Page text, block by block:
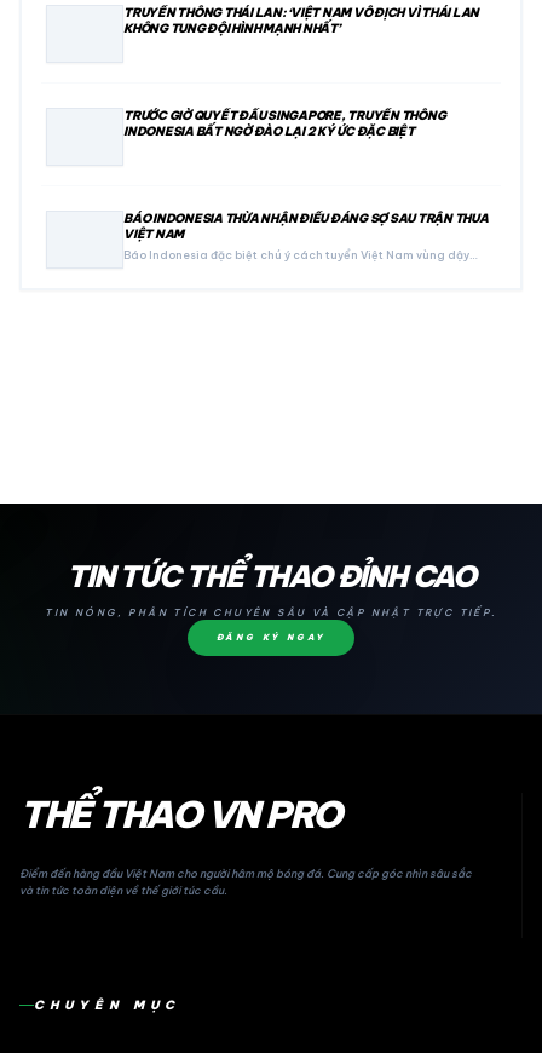
TRUYỀN THÔNG THÁI LAN: ‘VIỆT NAM VÔ ĐỊCH VÌ THÁI LAN
KHÔNG TUNG ĐỘI HÌNH MẠNH NHẤT’
TRƯỚC GIỜ QUYẾT ĐẤU SINGAPORE, TRUYỀN THÔNG
INDONESIA BẤT NGỜ ĐÀO LẠI 2 KÝ ỨC ĐẶC BIỆT
BÁO INDONESIA THỪA NHẬN ĐIỀU ĐÁNG SỢ SAU TRẬN THUA
VIỆT NAM
Báo Indonesia đặc biệt chú ý cách tuyển Việt Nam vùng dậy…
TIN TỨC THỂ THAO ĐỈNH CAO
TIN NÓNG, PHÂN TÍCH CHUYÊN SÂU VÀ CẬP NHẬT TRỰC TIẾP.
ĐĂNG KÝ NGAY
THỂ THAO VN PRO
Điểm đến hàng đầu Việt Nam cho người hâm mộ bóng đá. Cung cấp góc nhìn sâu sắc
và tin tức toàn diện về thế giới túc cầu.
CHUYÊN MỤC